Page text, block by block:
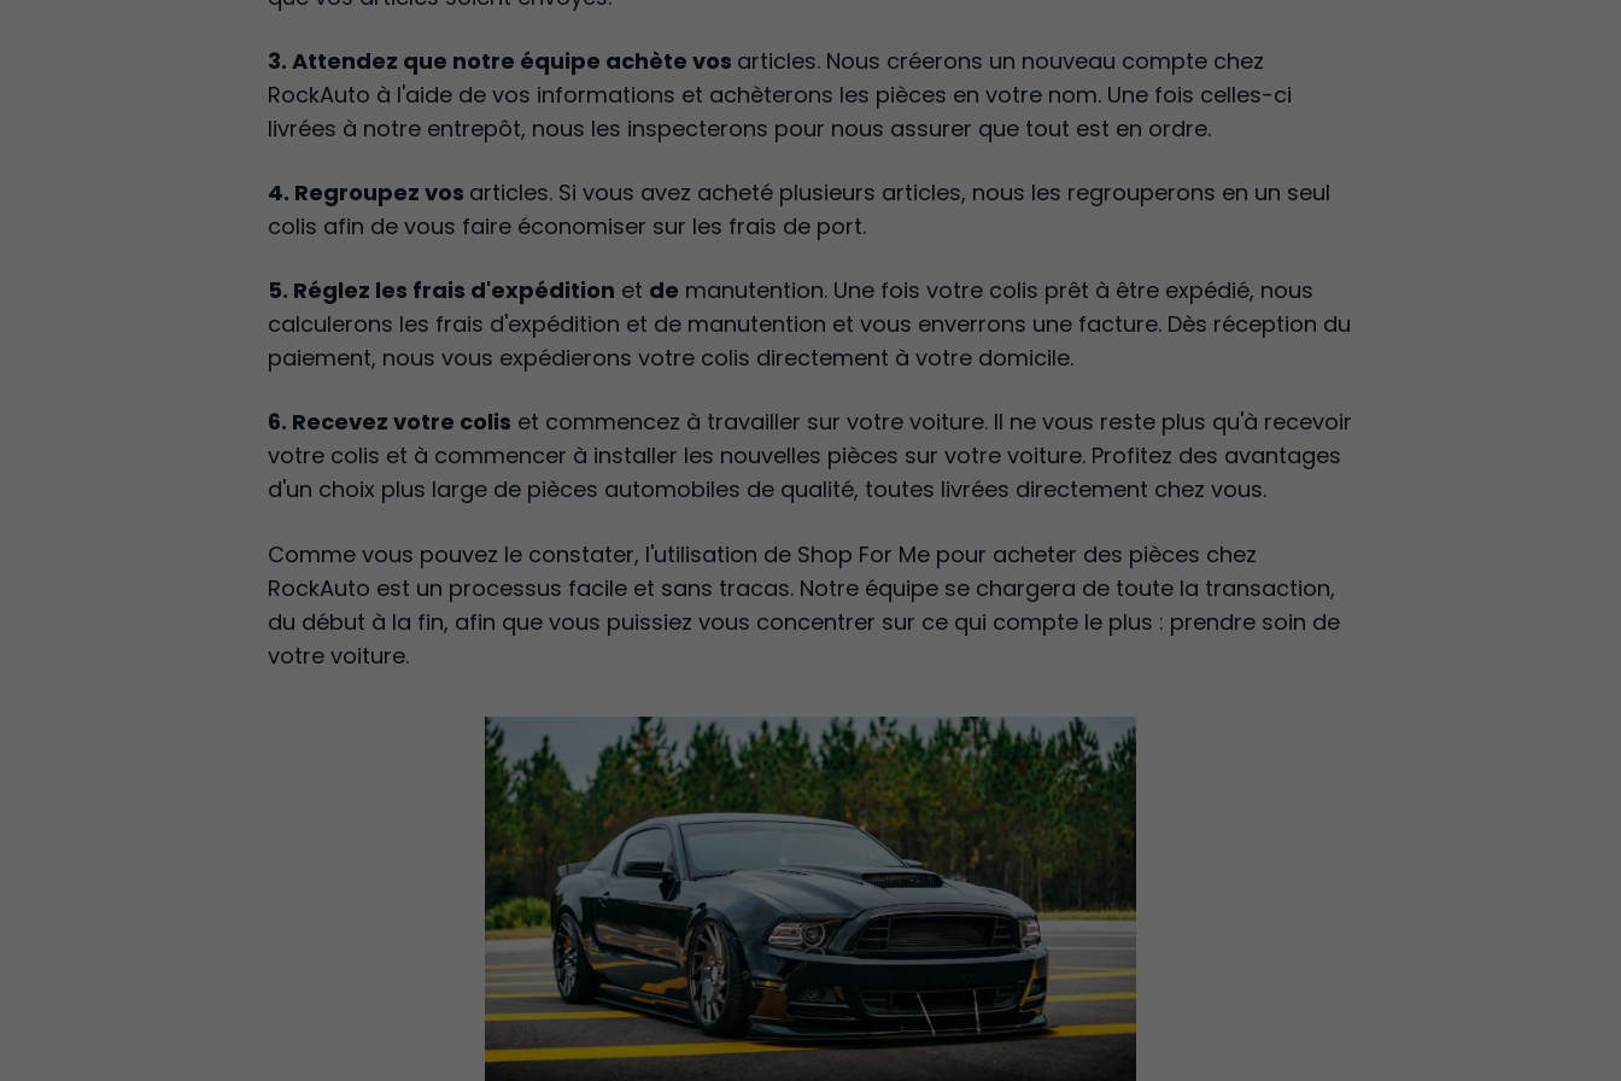
3. Attendez que notre équipe achète vos articles. Nous créerons un nouveau compte chez
RockAuto à l'aide de vos informations et achèterons les pièces en votre nom. Une fois celles-ci
livrées à notre entrepôt, nous les inspecterons pour nous assurer que tout est en ordre.
4. Regroupez vos articles. Si vous avez acheté plusieurs articles, nous les regrouperons en un seul
colis afin de vous faire économiser sur les frais de port.
5. Réglez les frais d'expédition et de manutention. Une fois votre colis prêt à être expédié, nous
calculerons les frais d'expédition et de manutention et vous enverrons une facture. Dès réception du
paiement, nous vous expédierons votre colis directement à votre domicile.
6. Recevez votre colis et commencez à travailler sur votre voiture. Il ne vous reste plus qu'à recevoir
votre colis et à commencer à installer les nouvelles pièces sur votre voiture. Profitez des avantages
d'un choix plus large de pièces automobiles de qualité, toutes livrées directement chez vous.
Comme vous pouvez le constater, l'utilisation de Shop For Me pour acheter des pièces chez
RockAuto est un processus facile et sans tracas. Notre équipe se chargera de toute la transaction,
du début à la fin, afin que vous puissiez vous concentrer sur ce qui compte le plus : prendre soin de
votre voiture.